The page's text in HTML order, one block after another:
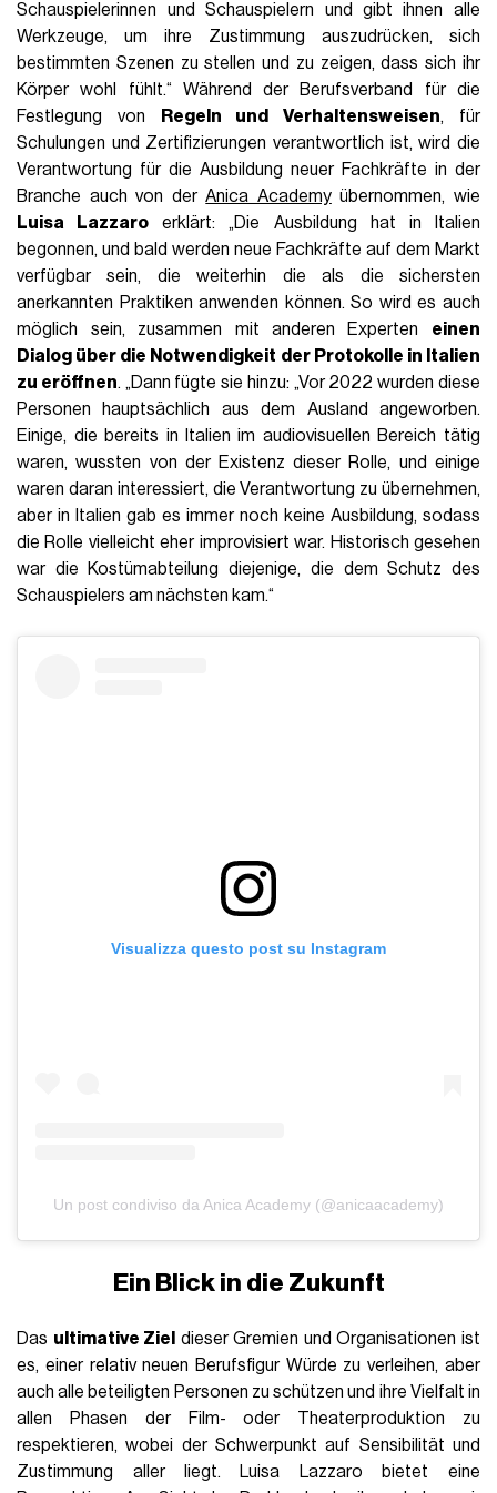
Schauspielerinnen und Schauspielern und gibt ihnen alle
Werkzeuge, um ihre Zustimmung auszudrücken, sich
bestimmten Szenen zu stellen und zu zeigen, dass sich ihr
Körper wohl fühlt.“ Während der Berufsverband für die
Festlegung von
Regeln und Verhaltensweisen, für
Schulungen und Zertifizierungen verantwortlich ist, wird die
Verantwortung für die Ausbildung neuer Fachkräfte in der
Branche auch von derAnica Academyübernommen, wie
Luisa Lazzaro erklärt: „Die Ausbildung hat in Italien
begonnen, und bald werden neue Fachkräfte auf dem Markt
verfügbar sein, die weiterhin die als die sichersten
anerkannten Praktiken anwenden können. So wird es auch
möglich sein, zusammen mit anderen Experten einen
Dialog über die Notwendigkeit der Protokolle in Italien
zu eröffnen. „Dann fügte sie hinzu: „Vor 2022 wurden diese
Personen hauptsächlich aus dem Ausland angeworben.
Einige, die bereits in Italien im audiovisuellen Bereich tätig
waren, wussten von der Existenz dieser Rolle, und einige
waren daran interessiert, die Verantwortung zu übernehmen,
aber in Italien gab es immer noch keine Ausbildung, sodass
die Rolle vielleicht eher improvisiert war. Historisch gesehen
war die Kostümabteilung diejenige, die dem Schutz des
Schauspielers am nächsten kam.“
Visualizza questo post su Instagram
Un post condiviso da Anica Academy (@anicaacademy)
Ein Blick in die Zukunft
Das ultimative Ziel
dieser Gremien und Organisationen ist
es, einer relativ neuen Berufsfigur Würde zu verleihen, aber
auch alle beteiligten Personen zu schützen und ihre Vielfalt in
allen Phasen der Film- oder Theaterproduktion zu
respektieren, wobei der Schwerpunkt auf Sensibilität und
Zustimmung aller liegt. Luisa Lazzaro bietet eine